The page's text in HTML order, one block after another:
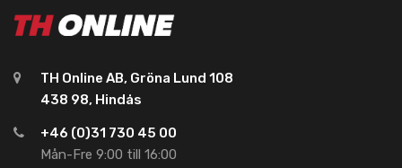
TH Online AB, Gröna Lund 108
438 98, Hindås
+46 (0)31 730 45 00
Mån-Fre 9:00 till 16:00